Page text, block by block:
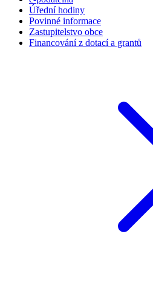
Úřední hodiny
Povinné informace
Zastupitelstvo obce
Financování z dotací a grantů